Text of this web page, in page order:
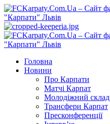
Перейти
до
вмісту
Primary
Menu
Головна
Новини
Про Карпати
Матчі Карпат
Молодіжний склад
Трансфери Карпат
Пресконференції